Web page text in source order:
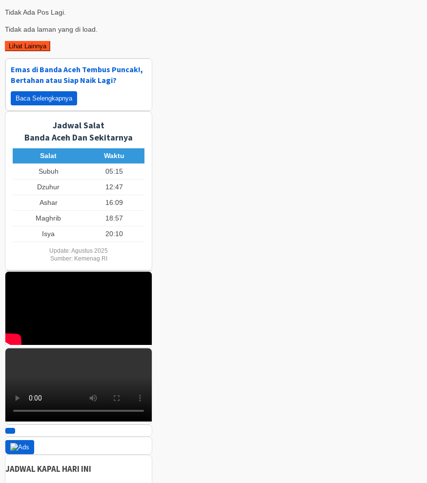
Tidak Ada Pos Lagi.
Tidak ada laman yang di load.
Lihat Lainnya
Emas di Banda Aceh Tembus Puncak!,
Bertahan atau Siap Naik Lagi?
Baca Selengkapnya
Jadwal Salat
Banda Aceh Dan Sekitarnya
Salat
Waktu
Subuh
05:15
Dzuhur
12:47
Ashar
16:09
Maghrib
18:57
Isya
20:10
Update: Agustus 2025
Sumber: Kemenag RI
JADWAL KAPAL HARI INI